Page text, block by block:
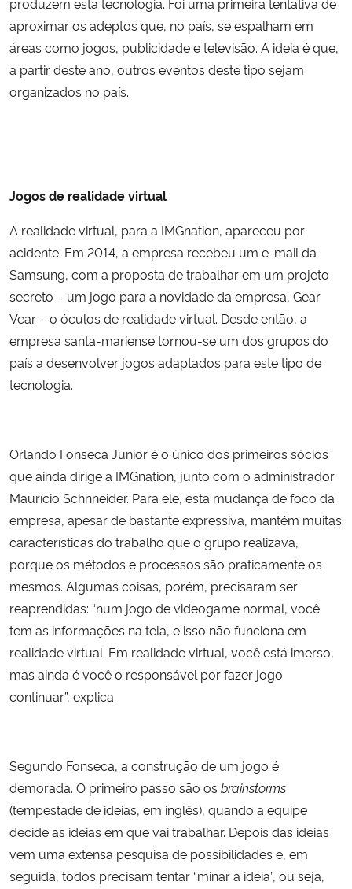
aproximar os adeptos que, no país, se espalham em
áreas como jogos, publicidade e televisão. A ideia é que,
a partir deste ano, outros eventos deste tipo sejam
organizados no país.
Jogos de realidade virtual
A realidade virtual, para a IMGnation, apareceu por
acidente. Em 2014, a empresa recebeu um e-mail da
Samsung, com a proposta de trabalhar em um projeto
secreto – um jogo para a novidade da empresa, Gear
Vear – o óculos de realidade virtual. Desde então, a
empresa santa-mariense tornou-se um dos grupos do
país a desenvolver jogos adaptados para este tipo de
tecnologia.
Orlando Fonseca Junior é o único dos primeiros sócios
que ainda dirige a IMGnation, junto com o administrador
Maurício Schnneider. Para ele, esta mudança de foco da
empresa, apesar de bastante expressiva, mantém muitas
características do trabalho que o grupo realizava,
porque os métodos e processos são praticamente os
mesmos. Algumas coisas, porém, precisaram ser
reaprendidas: “num jogo de videogame normal, você
tem as informações na tela, e isso não funciona em
realidade virtual. Em realidade virtual, você está imerso,
mas ainda é você o responsável por fazer jogo
continuar”, explica.
Segundo Fonseca, a construção de um jogo é
demorada. O primeiro passo são os brainstorms
(tempestade de ideias, em inglês), quando a equipe
decide as ideias em que vai trabalhar. Depois das ideias
vem uma extensa pesquisa de possibilidades e, em
seguida, todos precisam tentar “minar a ideia”, ou seja,